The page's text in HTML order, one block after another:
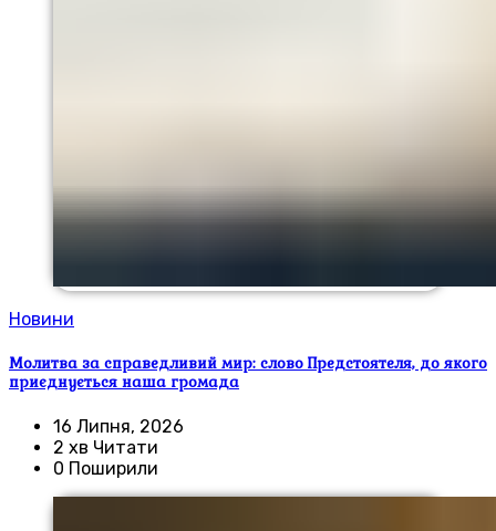
Новини
Молитва за справедливий мир: слово Предстоятеля, до якого
приєднується наша громада
16 Липня, 2026
2 хв Читати
0 Поширили